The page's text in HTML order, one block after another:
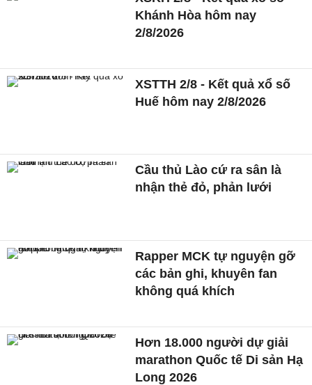
Khánh Hòa hôm nay
2/8/2026
XSTTH 2/8 - Kết quả xổ số
Huế hôm nay 2/8/2026
Cầu thủ Lào cứ ra sân là
nhận thẻ đỏ, phản lưới
Rapper MCK tự nguyện gỡ
các bản ghi, khuyên fan
không quá khích
Hơn 18.000 người dự giải
marathon Quốc tế Di sản Hạ
Long 2026